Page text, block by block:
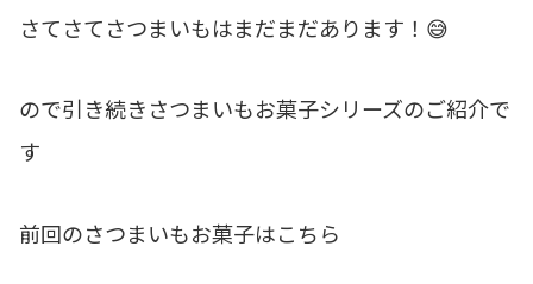
さてさてさつまいもはまだまだあります！😅
ので引き続きさつまいもお菓子シリーズのご紹介で
す
前回のさつまいもお菓子はこちら